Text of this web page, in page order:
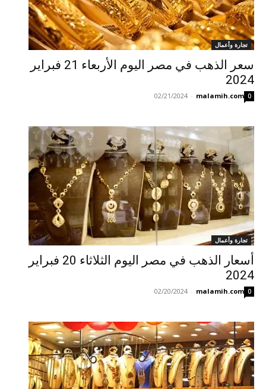
تجارة وأعمال
سعر الذهب في مصر اليوم الأربعاء 21 فبراير
2024
malamih.com
-
02/21/2024 0
تجارة وأعمال
أسعار الذهب في مصر اليوم الثلاثاء 20 فبراير
2024
malamih.com
-
02/20/2024 0